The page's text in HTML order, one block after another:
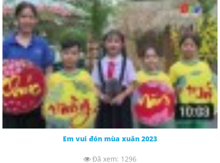
Em vui đón mùa xuân 2023
Đã xem: 1296